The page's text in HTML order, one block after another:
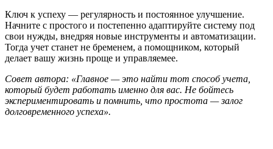
Ключ к успеху — регулярность и постоянное улучшение.
Начните с простого и постепенно адаптируйте систему под
свои нужды, внедряя новые инструменты и автоматизации.
Тогда учет станет не бременем, а помощником, который
делает вашу жизнь проще и управляемее.
Совет автора: «Главное — это найти тот способ учета,
который будет работать именно для вас. Не бойтесь
экспериментировать и помнить, что простота — залог
долговременного успеха».